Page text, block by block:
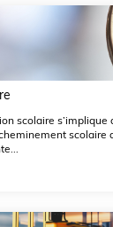
scolaire
scolaire